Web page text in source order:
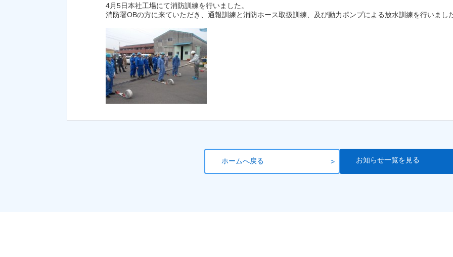
4月5日本社工場にて消防訓練を行いました。
消防署OBの方に来ていただき、通報訓練と消防ホース取扱訓練、及び動力ポンプによる放水訓練を行いまし
ホームへ戻る お知らせ一覧を見る